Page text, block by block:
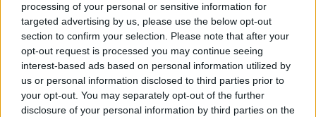
processing of your personal or sensitive information for
targeted advertising by us, please use the below opt-out
section to confirm your selection. Please note that after your
opt-out request is processed you may continue seeing
interest-based ads based on personal information utilized by
us or personal information disclosed to third parties prior to
your opt-out. You may separately opt-out of the further
disclosure of your personal information by third parties on the
Archivio di "Maturità 2021"
Filtro per data
Non è stato trovato nessun articolo.
Vai al sito in modalità classica